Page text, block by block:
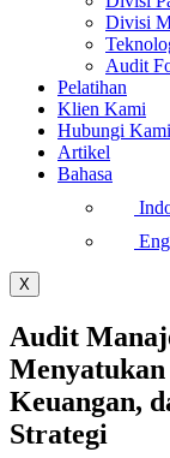
Divisi
Audit
Pelatihan
Klien Kami
Hubungi Kami
Artikel
Bahasa
X
Audit
Menyatukan
Keuangan,
Strategi